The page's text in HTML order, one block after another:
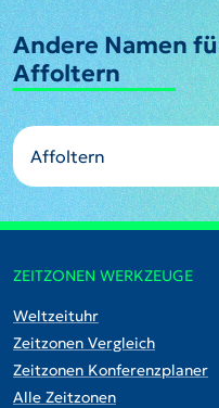
Andere Namen
Affoltern
Affoltern
ZEITZONEN WERKZEUGE
Weltzeituhr
Zeitzonen Vergleich
Zeitzonen Konferenzplaner
Alle Zeitzonen